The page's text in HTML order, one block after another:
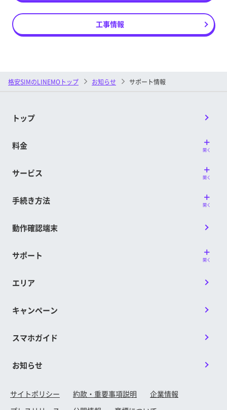
工事情報
格安SIMのLINEMOトップ お知らせ サポート情報
トップ
料金 開く
サービス 開く
手続き方法 開く
動作確認端末
サポート 開く
エリア
キャンペーン
スマホガイド
お知らせ
サイトポリシー 約款・重要事項説明
企業情報